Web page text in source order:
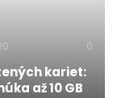
0
kariet:
až 10 GB